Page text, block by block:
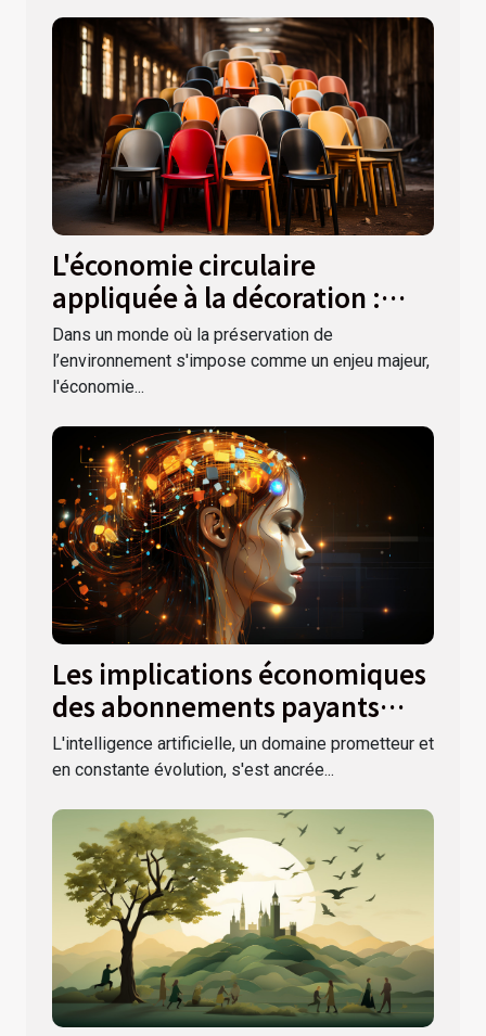
L'économie circulaire
appliquée à la décoration :
donner une seconde vie à vos
meubles
Dans un monde où la préservation de
l’environnement s'impose comme un enjeu majeur,
l'économie...
Les implications économiques
des abonnements payants
pour les services d'intelligence
artificielle
L'intelligence artificielle, un domaine prometteur et
en constante évolution, s'est ancrée...